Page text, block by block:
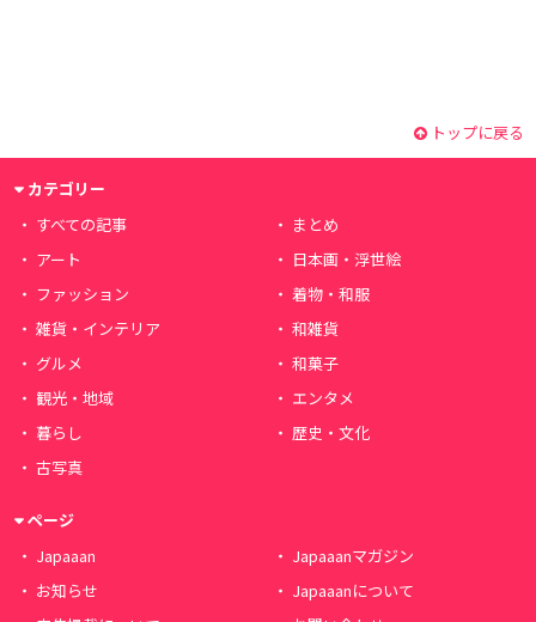
トップに戻る
カテゴリー
すべての記事
まとめ
アート
日本画・浮世絵
ファッション
着物・和服
雑貨・インテリア
和雑貨
グルメ
和菓子
観光・地域
エンタメ
暮らし
歴史・文化
古写真
ページ
Japaaan
Japaaanマガジン
お知らせ
Japaaanについて